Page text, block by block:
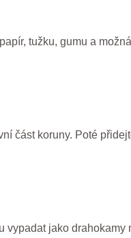
tužku, gumu a
část koruny. Poté
vypadat jako drahokamy